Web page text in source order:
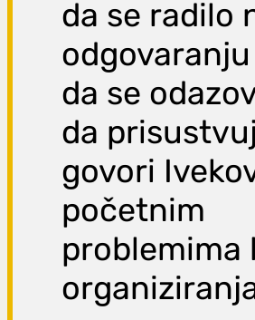
da se radilo
da se
da
govori
početnim
problemima